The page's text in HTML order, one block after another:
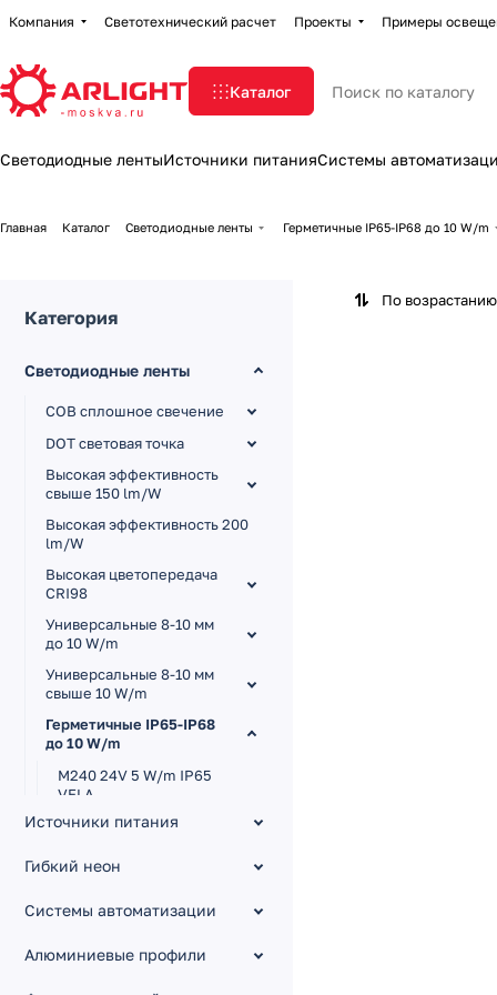
Компания Светотехнический расчет Проекты Примеры
Каталог
Светодиодные лентыИсточники питанияСистемы
Главная Каталог Светодиодные ленты Герметичные IP65-IP68 до 10 W/m
По
Категория
Светодиодные ленты
COB сплошное свечение
DOT световая точка
Высокая эффективность
свыше 150 lm/W
Высокая эффективность 200
lm/W
Высокая цветопередача
CRI98
Универсальные 8-10 мм
до 10 W/m
Универсальные 8-10 мм
свыше 10 W/m
Герметичные IP65-IP68
до 10 W/m
M240 24V 5 W/m IP65
VELA
X960 24V 8 W/m IP65
A140 24V 5 W/m IP65
X320 24V 8 W/m IP65
Источники питания
Гибкий неон
Системы автоматизации
Алюминиевые профили